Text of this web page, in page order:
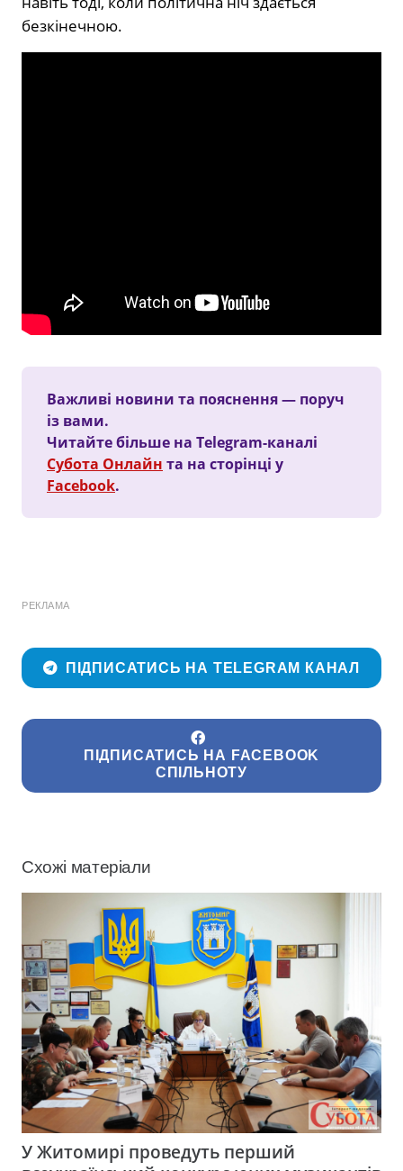
безкінечною.
Важливі новини та пояснення — поруч
із вами.
Читайте більше на Telegram-каналі
Субота Онлайн та на сторінці у
Facebook.
РЕКЛАМА
ПІДПИСАТИСЬ НА TELEGRAM КАНАЛ
ПІДПИСАТИСЬ НА FACEBOOK
СПІЛЬНОТУ
Схожі матеріали
У Житомирі проведуть перший